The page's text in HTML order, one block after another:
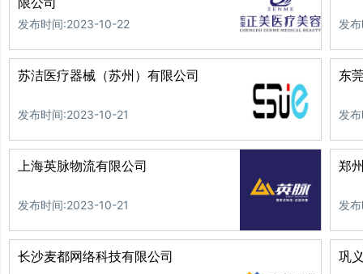
发布时间:2023-10-22 发
苏洁医疗器械（苏州）有限公司
发布时间:2023-10-21
东
发
上海英脉物流有限公司
发布时间:2023-10-21
郑
发
长沙麦都网络科技有限公司 巩